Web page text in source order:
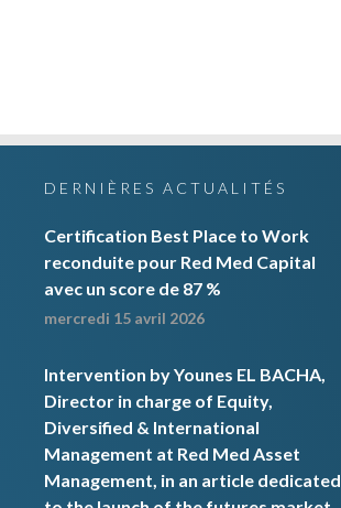
DERNIÈRES ACTUALITÉS
Certification Best Place to Work
reconduite pour Red Med Capital
avec un score de 87 %
mercredi 15 avril 2026
Intervention by Younes EL BACHA,
Director in charge of Equity,
Diversified & International
Management at Red Med Asset
Management, in an article dedicated